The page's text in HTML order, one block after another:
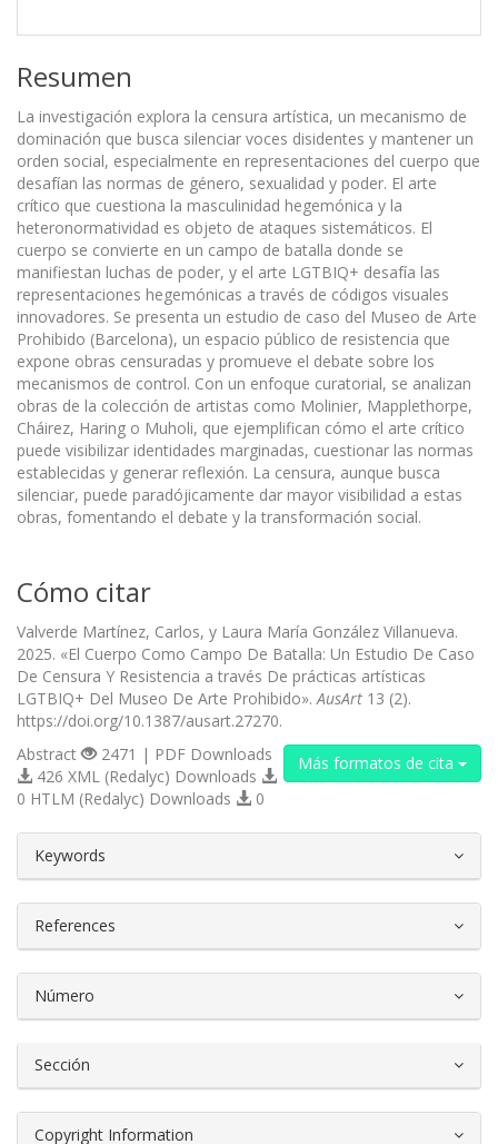
Resumen
La investigación explora la censura artística, un mecanismo de
dominación que busca silenciar voces disidentes y mantener un
orden social, especialmente en representaciones del cuerpo que
desafían las normas de género, sexualidad y poder. El arte
crítico que cuestiona la masculinidad hegemónica y la
heteronormatividad es objeto de ataques sistemáticos. El
cuerpo se convierte en un campo de batalla donde se
manifiestan luchas de poder, y el arte LGTBIQ+ desafía las
representaciones hegemónicas a través de códigos visuales
innovadores. Se presenta un estudio de caso del Museo de Arte
Prohibido (Barcelona), un espacio público de resistencia que
expone obras censuradas y promueve el debate sobre los
mecanismos de control. Con un enfoque curatorial, se analizan
obras de la colección de artistas como Molinier, Mapplethorpe,
Cháirez, Haring o Muholi, que ejemplifican cómo el arte crítico
puede visibilizar identidades marginadas, cuestionar las normas
establecidas y generar reflexión. La censura, aunque busca
silenciar, puede paradójicamente dar mayor visibilidad a estas
obras, fomentando el debate y la transformación social.
Cómo citar
Valverde Martínez, Carlos, y Laura María González Villanueva.
2025. «El Cuerpo Como Campo De Batalla: Un Estudio De Caso
De Censura Y Resistencia a través De prácticas artísticas
LGTBIQ+ Del Museo De Arte Prohibido». AusArt 13 (2).
https://doi.org/10.1387/ausart.27270.
Más formatos de cita
Abstract
2471 | PDF Downloads
426 XML (Redalyc) Downloads
0 HTLM (Redalyc) Downloads
0
Keywords
References
Número
Sección
Copyright Information